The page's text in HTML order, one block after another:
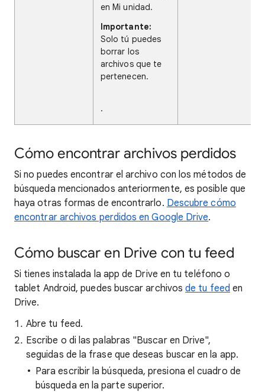
en Mi unidad.
Importante:
Solo tú puedes
borrar los
archivos que te
pertenecen.
.
Cómo encontrar archivos perdidos
Si no puedes encontrar el archivo con los métodos de
búsqueda mencionados anteriormente, es posible que
haya otras formas de encontrarlo. Descubre cómo
encontrar archivos perdidos en Google Drive.
Cómo buscar en Drive con tu feed
Si tienes instalada la app de Drive en tu teléfono o
tablet Android, puedes buscar archivosde tu feed en
Drive.
Abre tu feed.
Escribe o di las palabras "Buscar en Drive",
seguidas de la frase que deseas buscar en la app.
Para escribir la búsqueda, presiona el cuadro de
búsqueda en la parte superior.